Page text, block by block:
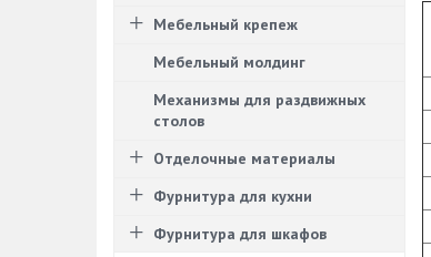
Мебельный крепеж
Мебельный молдинг
Механизмы для раздвижных
столов
Отделочные материалы
Фурнитура для кухни
Фурнитура для шкафов